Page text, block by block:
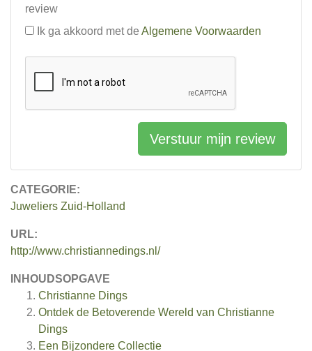
CATEGORIE:
Juweliers Zuid-Holland
URL:
http://www.christiannedings.nl/
INHOUDSOPGAVE
Christianne Dings
Ontdek de Betoverende Wereld van Christianne
Dings
Een Bijzondere Collectie
review
Ik ga akkoord met de Algemene Voorwaarden
Verstuur mijn review